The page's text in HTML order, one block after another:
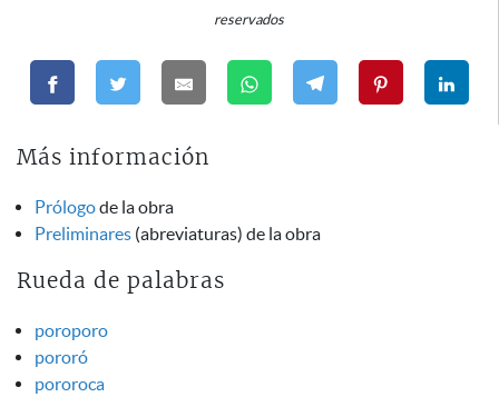
reservados
Más información
Prólogode la obra
Preliminares (abreviaturas) de la obra
Rueda de palabras
poroporo
pororó
pororoca